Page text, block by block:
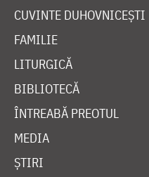
CUVINTE DUHOVNICEȘTI
FAMILIE
LITURGICĂ
BIBLIOTECĂ
ÎNTREABĂ PREOTUL
MEDIA
ȘTIRI